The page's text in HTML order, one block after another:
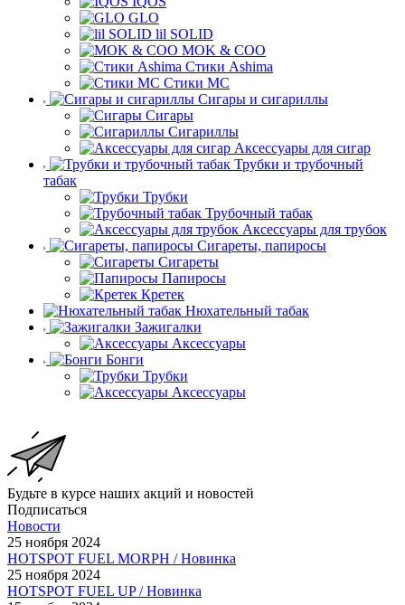
GLO
lil SOLID
MOK & COO
Стики Ashima
Стики MC
Сигары и сигариллы
Сигары
Сигариллы
Аксессуары для сигар
Трубки и трубочный
табак
Трубки
Трубочный табак
Аксессуары для трубок
Сигареты, папиросы
Сигареты
Папиросы
Кретек
Нюхательный табак
Зажигалки
Аксессуары
Бонги
Трубки
Аксессуары
Будьте в курсе наших акций и новостей
Подписаться
Новости
25 ноября 2024
HOTSPOT FUEL MORPH / Новинка
25 ноября 2024
HOTSPOT FUEL UP / Новинка